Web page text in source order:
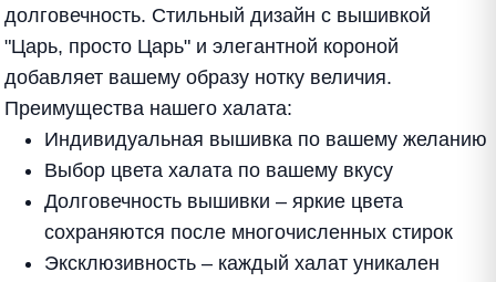
долговечность. Стильный дизайн с вышивкой
"Царь, просто Царь" и элегантной короной
добавляет вашему образу нотку величия.
Преимущества нашего халата:
Индивидуальная вышивка по вашему желанию
Выбор цвета халата по вашему вкусу
Долговечность вышивки – яркие цвета
сохраняются после многочисленных стирок
Эксклюзивность – каждый халат уникален